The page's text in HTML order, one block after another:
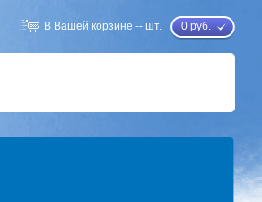
0 руб.
В Вашей корзине -- шт.